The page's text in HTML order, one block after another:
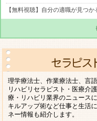
【無料視聴】自分の適職が見つ
理学療法士、作業療法士、
リハビリセラピスト・医療介
療・リハビリ業界のニュース
キルアップ術など仕事と生活
ネー情報も紹介します。